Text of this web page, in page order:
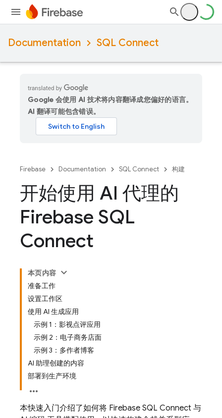
Documentation SQL Connect
Google 会使用 AI 技术将内容翻译成您偏好的语言。
AI 翻译可能包含错误。
Firebase Documentation SQL Connect 构建
开始使用 AI 代理的
Firebase SQL
Connect
本页内容
准备工作
设置工作区
使用 AI 生成应用
示例 1：影视点评应用
示例 2：电子商务店面
示例 3：多作者博客
AI 助理创建的内容
部署到生产环境
本快速入门介绍了如何将 Firebase SQL Connect 与